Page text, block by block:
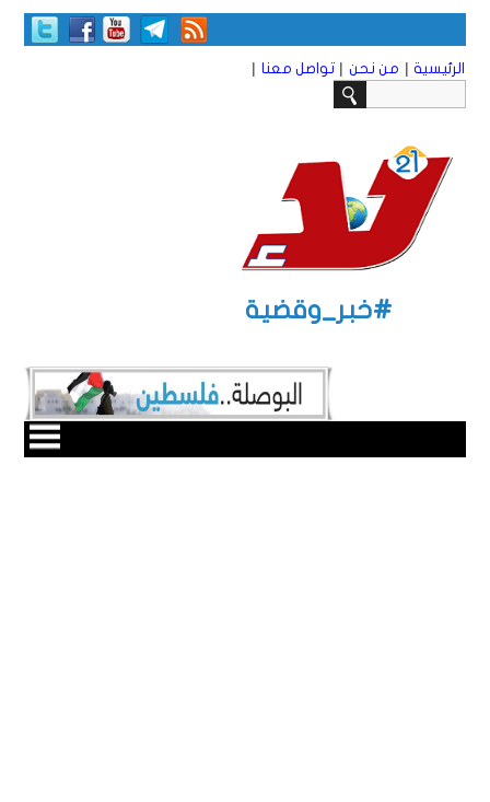
الرئيسية | من نحن | تواصل معنا |
#خبر_وقضية